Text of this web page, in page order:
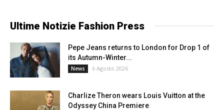
Ultime Notizie Fashion Press
Pepe Jeans returns to London for Drop 1 of
its Autumn-Winter...
News 6 Agosto 2026
Charlize Theron wears Louis Vuitton at the
Odyssey China Premiere